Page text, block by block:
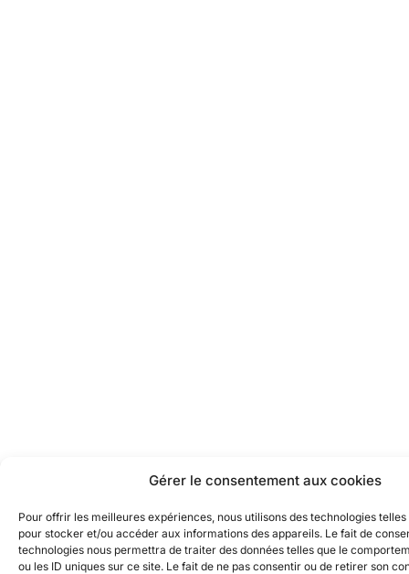
Gérer le consentement aux cookies
Pour offrir les meilleures expériences, nous utilisons des technologies
pour stocker et/ou accéder aux informations des appareils. Le fait de
technologies nous permettra de traiter des données telles que le
ou les ID uniques sur ce site. Le fait de ne pas consentir ou de retirer son